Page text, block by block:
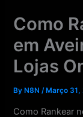
Como
em
Lojas
ByN8N/Março 31,
Como Rankear